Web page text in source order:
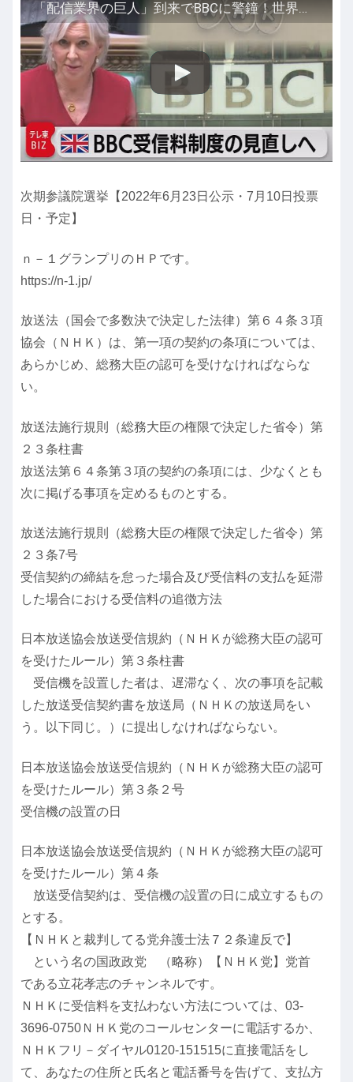
「配信業界の巨人」到来でBBCに警鐘！世界中の公共放送…NHKにも影響!?（2022年2月4日）
次期参議院選挙【2022年6月23日公示・7月10日投票
日・予定】
ｎ－１グランプリのＨＰです。
https://n-1.jp/
放送法（国会で多数決で決定した法律）第６４条３項
協会（ＮＨＫ）は、第一項の契約の条項については、
あらかじめ、総務大臣の認可を受けなければならな
い。
放送法施行規則（総務大臣の権限で決定した省令）第
２３条柱書
放送法第６４条第３項の契約の条項には、少なくとも
次に掲げる事項を定めるものとする。
放送法施行規則（総務大臣の権限で決定した省令）第
２３条7号
受信契約の締結を怠った場合及び受信料の支払を延滞
した場合における受信料の追徴方法
日本放送協会放送受信規約（ＮＨＫが総務大臣の認可
を受けたルール）第３条柱書
受信機を設置した者は、遅滞なく、次の事項を記載
した放送受信契約書を放送局（ＮＨＫの放送局をい
う。以下同じ。）に提出しなければならない。
日本放送協会放送受信規約（ＮＨＫが総務大臣の認可
を受けたルール）第３条２号
受信機の設置の日
日本放送協会放送受信規約（ＮＨＫが総務大臣の認可
を受けたルール）第４条
放送受信契約は、受信機の設置の日に成立するもの
とする。
【ＮＨＫと裁判してる党弁護士法７２条違反で】
という名の国政政党 （略称）【ＮＨＫ党】党首
である立花孝志のチャンネルです。
ＮＨＫに受信料を支払わない方法については、03-
3696-0750ＮＨＫ党のコールセンターに電話するか、
ＮＨＫフリ－ダイヤル0120-151515に直接電話をし
て、あなたの住所と氏名と電話番号を告げて、支払方